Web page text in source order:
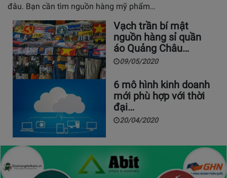
đâu. Bạn cần tìm nguồn hàng mỹ phẩm…
Vạch trần bí mật
nguồn hàng sỉ quần
áo Quảng Châu…
09/05/2020
6 mô hình kinh doanh
mới phù hợp với thời
đại…
20/04/2020